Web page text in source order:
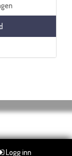
Logg inn